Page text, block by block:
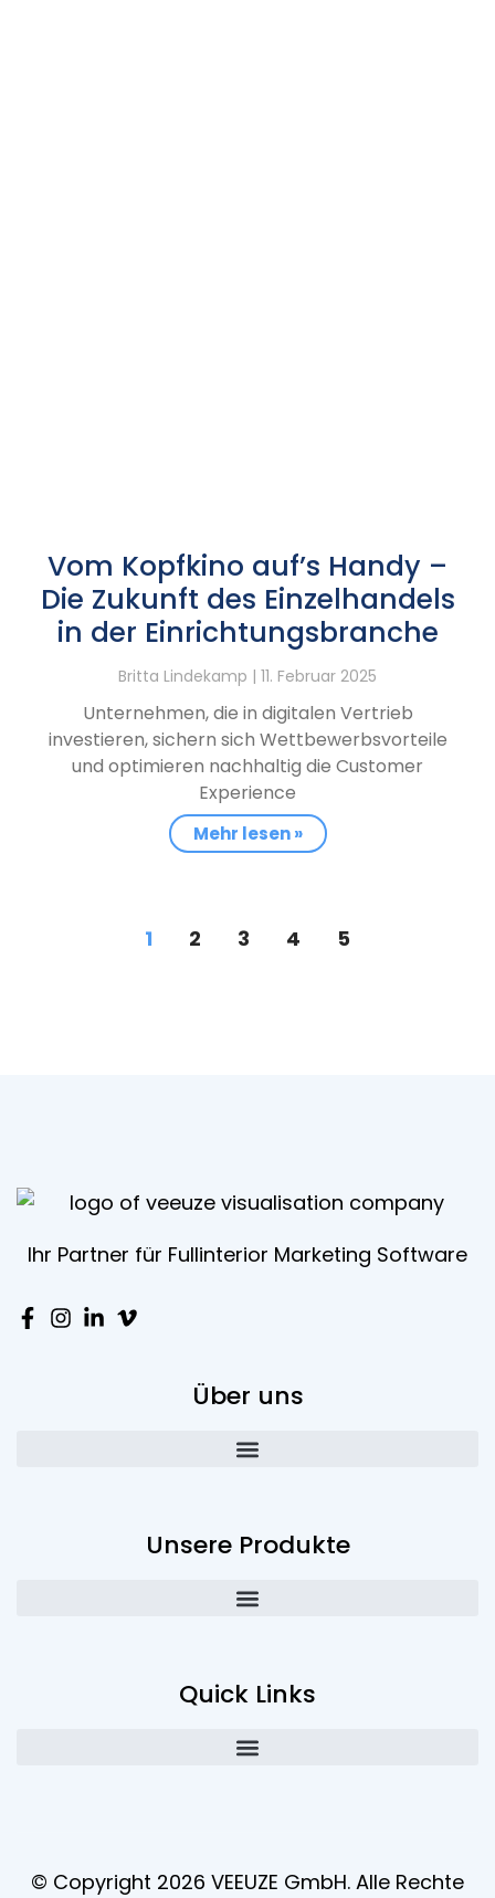
Vom Kopfkino auf’s Handy –
Die Zukunft des Einzelhandels
in der Einrichtungsbranche
Britta Lindekamp 11. Februar 2025
Unternehmen, die in digitalen Vertrieb
investieren, sichern sich Wettbewerbsvorteile
und optimieren nachhaltig die Customer
Experience
Mehr lesen »
1 2 3 4 5
Ihr Partner für Fullinterior Marketing Software
Über uns
Unsere Produkte
Quick Links
© Copyright 2026 VEEUZE GmbH. Alle Rechte